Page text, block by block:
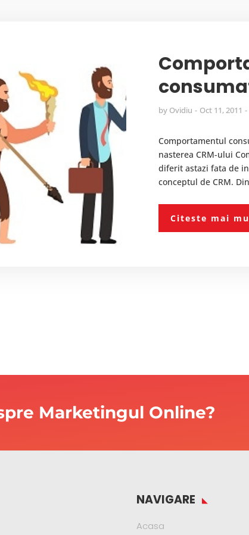
by Ovidiu Oct 11, 2011
Comportamentul
nasterea CRM-ului
diferit astazi fata de
conceptul de CRM.
Citeste mai
Marketingul Online?
NAVIGARE
Acasa